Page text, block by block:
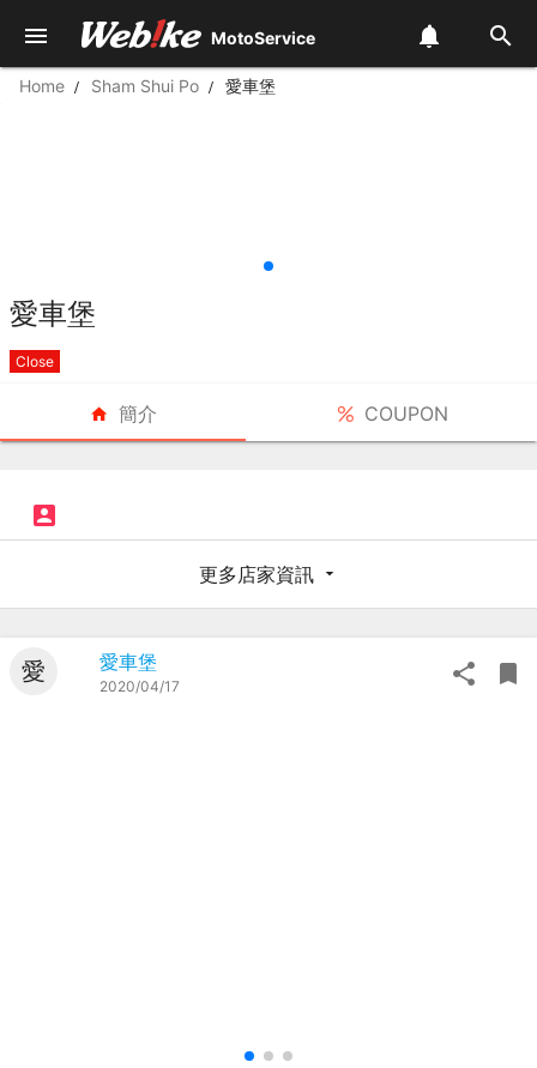
MotoService
Home Sham Shui Po 愛車堡
愛車堡
Close
簡介 COUPON
更多店家資訊
愛 愛車堡
2020/04/17